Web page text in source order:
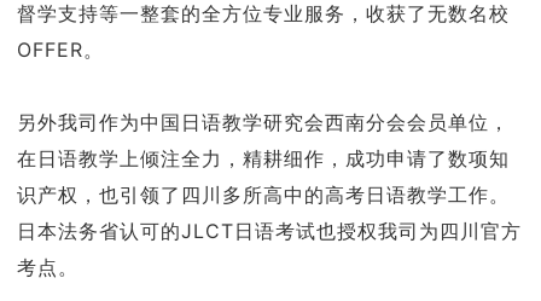
督学支持等一整套的全方位专业服务，收获了无数名校
OFFER。
另外我司作为中国日语教学研究会西南分会会员单位，
在日语教学上倾注全力，精耕细作，成功申请了数项知
识产权，也引领了四川多所高中的高考日语教学工作。
日本法务省认可的JLCT日语考试也授权我司为四川官方
考点。